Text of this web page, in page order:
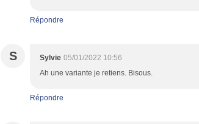
Répondre
S Sylvie 05/01/2022 10:56
Ah une variante je retiens. Bisous.
Répondre